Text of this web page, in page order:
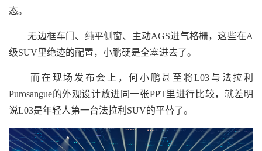
态。
无边框车门、纯平侧窗、主动AGS进气格栅，这些在A
级SUV里绝迹的配置，小鹏硬是全塞进去了。
而在现场发布会上，何小鹏甚至将L03与法拉利
Purosangue的外观设计放进同一张PPT里进行比较，就差明
说L03是年轻人第一台法拉利SUV的平替了。